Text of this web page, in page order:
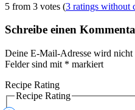
5 from 3 votes (3 ratings without
Schreibe einen
Deine E-Mail-Adresse wird
Felder sind mit * markiert
Recipe Rating
Recipe Rating